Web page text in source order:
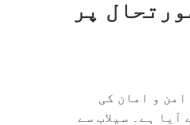
پر
امن و امان کی
ہے۔ سیلاب سے